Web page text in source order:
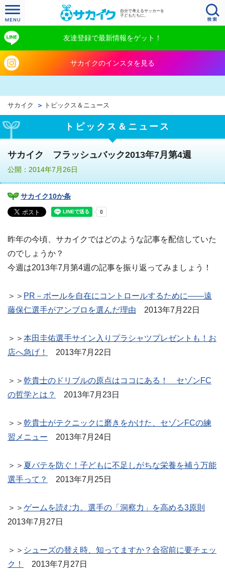
自分で考えるサッカーを
子どもたちに。
友達登録で最新情報をゲット！
サカイクのインスタを見る
サカイク トピックス＆ニュース
トピックス＆ニュース
サカイク フラッシュバック2013年7月第4週
公開：2014年7月26日
サカイク10か条
昨年の今頃、サカイクではどのような記事を配信していた
のでしょうか？
今週は2013年7月第4週の記事を振り返ってみましょう！
＞＞ PR－ボールを自在にコントロールするために――遠
藤保仁選手がアンブロを選んだ理由 2013年7月22日
＞＞ 本田圭佑選手サイン入りプラシャツプレゼントも！お
店へ急げ！
2013年7月22日
＞＞ 乾貴士のドリブルの原点はココにある！ セゾンFC
の哲学とは？
2013年7月23日
＞＞ 乾貴士がテクニックに磨きをかけた、セゾンFCの練
習メニュー 2013年7月24日
＞＞ 夏バテを防ぐ！子どもに不足しがちな栄養を補う万能
選手って？
2013年7月25日
＞＞ ゲームを読む力。選手の「洞察力」を高める3原則
2013年7月27日
＞＞ シューズの替え時、知ってますか？合宿前に要チェッ
ク！
2013年7月27日